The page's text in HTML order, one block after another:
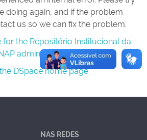
doing again, and if the problem
us so we can fix the problem.
for the Repositório Institucional da
administrators.
DSpace home page
NAS REDES